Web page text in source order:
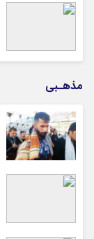
مذهـبی